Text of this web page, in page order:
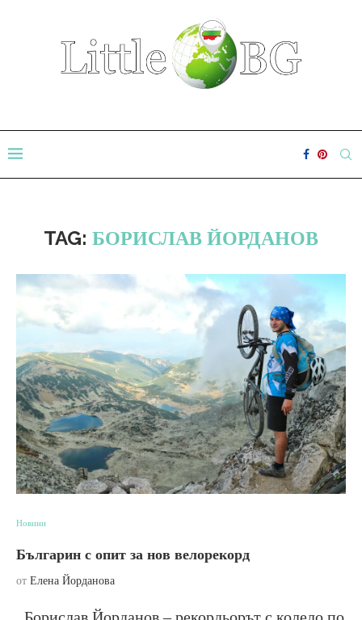
TAG: БОРИСЛАВ ЙОРДАНОВ
Новини
Българин с опит за нов велорекорд
от Елена Йорданова